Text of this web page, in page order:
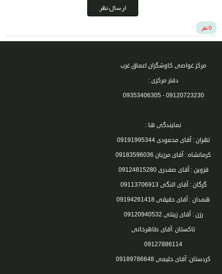
ارسال نظر
0 نظر
مرکز غواصی کاوشگران اعماق غرب
دفتر مرکزی :
09120723230 - 09353406305
نمایندگی ها :
تهران : آقای محمودی 09191995344
کرمانشاه : آقای مرزبان 09183596036
قزوین : آقای صفدری 09124815280
گرگان : آقای النگی 09113706913
همدان : آقای حقیقی 09194261418
رزن : آقای زینتی 09120940532
تاکستان :آقای طاهرخانی
09127886114
کردستان: آقای حلیمی 09189786648